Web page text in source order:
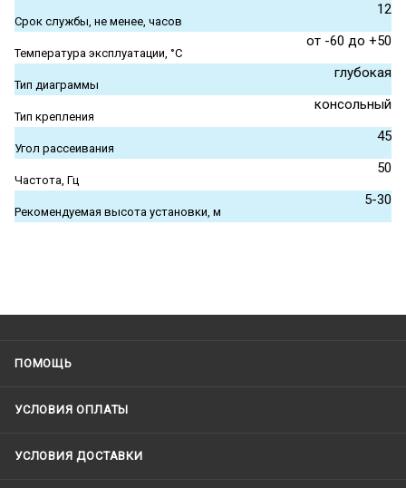
Срок службы, не менее, часов
12
Температура эксплуатации, °С
от -60 до +50
Тип диаграммы
глубокая
Тип крепления
консольный
Угол рассеивания
45
Частота, Гц
50
Рекомендуемая высота установки, м
5-30
ПОМОЩЬ
УСЛОВИЯ ОПЛАТЫ
УСЛОВИЯ ДОСТАВКИ